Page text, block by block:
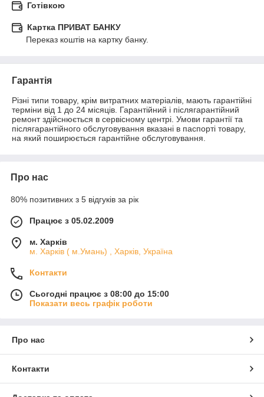
Готівкою
Картка ПРИВАТ БАНКУ
Переказ коштів на картку банку.
Гарантія
Різні типи товару, крім витратних матеріалів, мають гарантійні
терміни від 1 до 24 місяців. Гарантійний і післягарантійний
ремонт здійснюється в сервісному центрі. Умови гарантії та
післягарантійного обслуговування вказані в паспорті товару,
на який поширюється гарантійне обслуговування.
Про нас
80% позитивних з 5 відгуків за рік
Працює з 05.02.2009
м. Харків
м. Харків ( м.Умань) , Харків, Україна
Контакти
Сьогодні працює з 08:00 до 15:00
Показати весь графік роботи
Про нас
Контакти